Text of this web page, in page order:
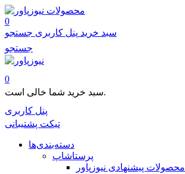
محصولات
0
سبد خرید پنل کاربری جستجو
جستجو
0
سبد خرید شما خالی است.
پنل کاربری
تیکت پشتیبانی
دسته‌بندی‌ها
پرستاشاپ
محصولات پیشنهادی نیوزپاور